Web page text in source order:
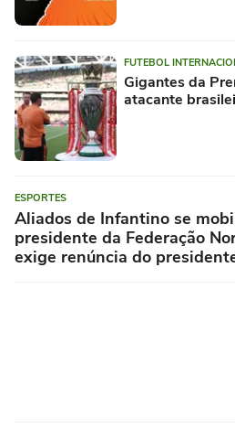
FUTEBOL
Gigantes da
atacante
ESPORTES
Aliados de Infantino se
presidente da Federação
exige renúncia do